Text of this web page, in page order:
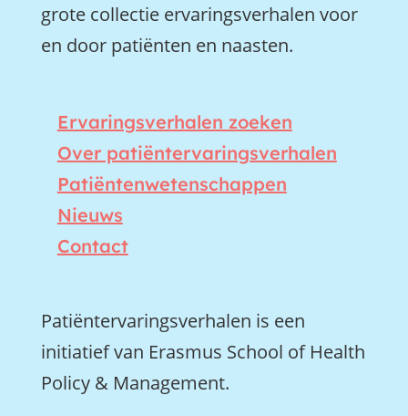
grote collectie ervaringsverhalen voor
en door patiënten en naasten.
Ervaringsverhalen zoeken
Over patiëntervaringsverhalen
Patiëntenwetenschappen
Nieuws
Contact
Patiëntervaringsverhalen is een
initiatief van Erasmus School of Health
Policy & Management.